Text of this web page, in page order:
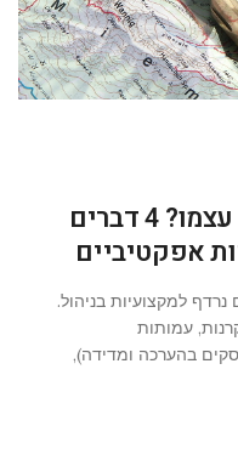
הארגון שלכם מודד את עצמו? 4 דברים
אפקטיביים
למקצועיות בניהול.
עמותות
עוסקים בהערכה ומדידה),